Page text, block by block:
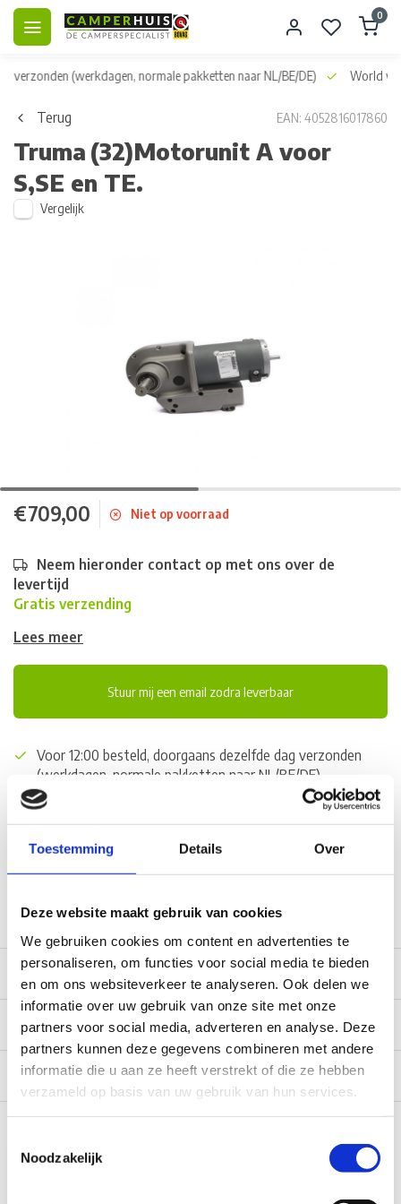
Toestemming Details Over
Deze website maakt gebruik van cookies
We gebruiken cookies om content en advertenties te
personaliseren, om functies voor social media te bieden
en om ons websiteverkeer te analyseren. Ook delen we
informatie over uw gebruik van onze site met onze
partners voor social media, adverteren en analyse. Deze
partners kunnen deze gegevens combineren met andere
informatie die u aan ze heeft verstrekt of die ze hebben
verzameld op basis van uw gebruik van hun services.
Noodzakelijk
0
verzonden (werkdagen, normale pakketten naar NL/BE/DE) World
Terug EAN: 4052816017860
Truma (32)Motorunit A voor
S,SE en TE.
Vergelijk
€709,00 Niet op voorraad
Neem hieronder contact op met ons over de
levertijd
Gratis verzending
Lees meer
Stuur mij een email zodra leverbaar
Voor 12:00 besteld, doorgaans dezelfde dag verzonden
(werkdagen, normale pakketten naar NL/BE/DE)
World wide shipping (normal size and weight packages)
Gratis verzending vanaf € 100,- naar NL en BE
*Zeer grote magazijnvoorraad direct beschikbaar voor
service@camperhuis.nl
Beschrijving
Specificaties
Reviews 0/10
Recent bekeken